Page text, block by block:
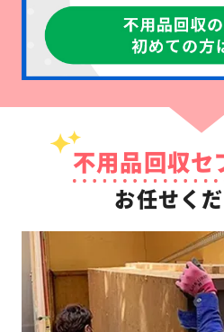
不用品回収セ
お任せく